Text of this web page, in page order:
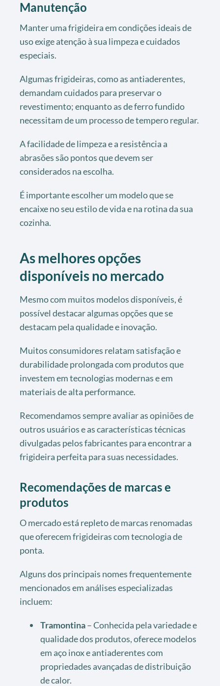
Manutenção
Manter uma frigideira em condições ideais de
uso exige atenção à sua limpeza e cuidados
especiais.
Algumas frigideiras, como as antiaderentes,
demandam cuidados para preservar o
revestimento; enquanto as de ferro fundido
necessitam de um processo de tempero regular.
A facilidade de limpeza e a resistência a
abrasões são pontos que devem ser
considerados na escolha.
É importante escolher um modelo que se
encaixe no seu estilo de vida e na rotina da sua
cozinha.
As melhores opções
disponíveis no mercado
Mesmo com muitos modelos disponíveis, é
possível destacar algumas opções que se
destacam pela qualidade e inovação.
Muitos consumidores relatam satisfação e
durabilidade prolongada com produtos que
investem em tecnologias modernas e em
materiais de alta performance.
Recomendamos sempre avaliar as opiniões de
outros usuários e as características técnicas
divulgadas pelos fabricantes para encontrar a
frigideira perfeita para suas necessidades.
Recomendações de marcas e
produtos
O mercado está repleto de marcas renomadas
que oferecem frigideiras com tecnologia de
ponta.
Alguns dos principais nomes frequentemente
mencionados em análises especializadas
incluem:
Tramontina– Conhecida pela variedade e
qualidade dos produtos, oferece modelos
em aço inox e antiaderentes com
propriedades avançadas de distribuição
de calor.